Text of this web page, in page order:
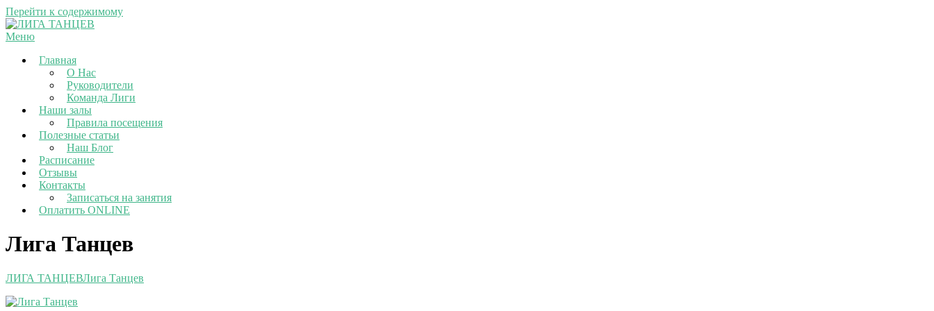
Перейти к содержимому
Меню
Главная
О Нас
Руководители
Команда Лиги
Наши залы
Правила посещения
Полезные статьи
Наш Блог
Расписание
Отзывы
Контакты
Записаться на занятия
Оплатить ONLINE
Лига Танцев
ЛИГА ТАНЦЕВЛига Танцев